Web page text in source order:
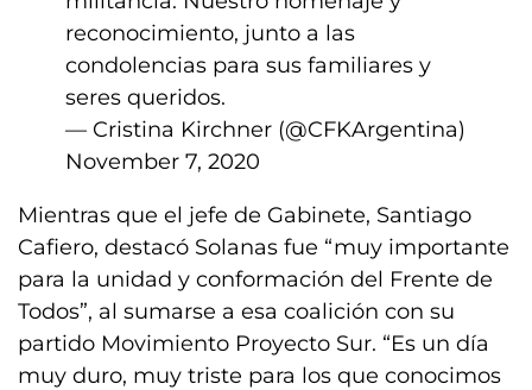
reconocimiento, junto a las
condolencias para sus familiares y
seres queridos.
— Cristina Kirchner (@CFKArgentina)
November 7, 2020
Mientras que el jefe de Gabinete, Santiago
Cafiero, destacó Solanas fue “muy importante
para la unidad y conformación del Frente de
Todos”, al sumarse a esa coalición con su
partido Movimiento Proyecto Sur. “Es un día
muy duro, muy triste para los que conocimos